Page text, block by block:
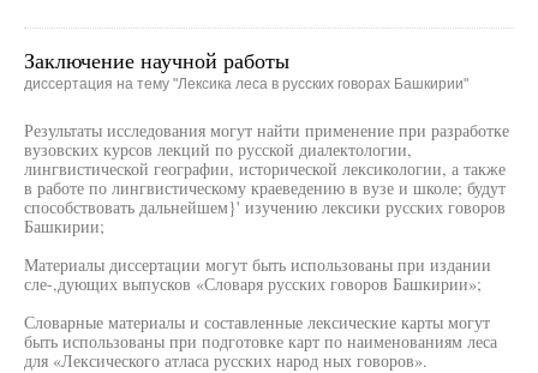
Заключение научной работы
диссертация на тему "Лексика леса в русских говорах Башкирии"
Результаты исследования могут найти применение при разработке
вузовских курсов лекций по русской диалектологии,
лингвистической географии, исторической лексикологии, а также
в работе по лингвистическому краеведению в вузе и школе; будут
способствовать дальнейшем}' изучению лексики русских говоров
Башкирии;
Материалы диссертации могут быть использованы при издании
сле-,дующих выпусков «Словаря русских говоров Башкирии»;
Словарные материалы и составленные лексические карты могут
быть использованы при подготовке карт по наименованиям леса
для «Лексического атласа русских народ ных говоров».